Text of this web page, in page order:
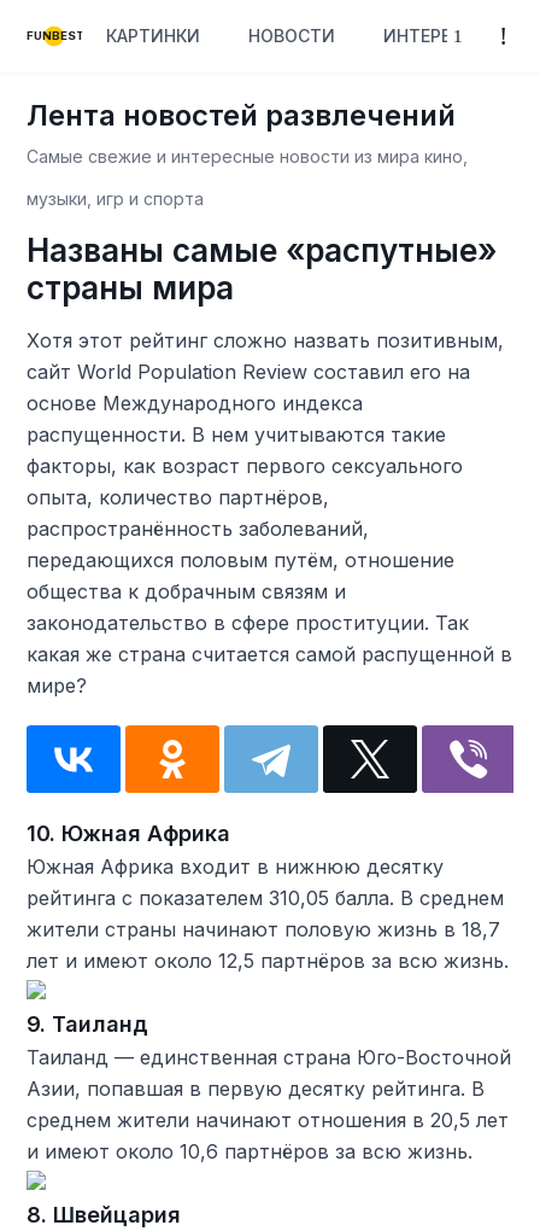
FUNBEST КАРТИНКИ НОВОСТИ ИНТЕРЕСНОЕ
Лента новостей развлечений
Самые свежие и интересные новости из мира кино,
музыки, игр и спорта
Названы самые «распутные»
страны мира
Хотя этот рейтинг сложно назвать позитивным,
сайт World Population Review составил его на
основе Международного индекса
распущенности. В нем учитываются такие
факторы, как возраст первого сексуального
опыта, количество партнёров,
распространённость заболеваний,
передающихся половым путём, отношение
общества к добрачным связям и
законодательство в сфере проституции. Так
какая же страна считается самой распущенной в
мире?
10. Южная Африка
Южная Африка входит в нижнюю десятку
рейтинга с показателем 310,05 балла. В среднем
жители страны начинают половую жизнь в 18,7
лет и имеют около 12,5 партнёров за всю жизнь.
9. Таиланд
Таиланд — единственная страна Юго-Восточной
Азии, попавшая в первую десятку рейтинга. В
среднем жители начинают отношения в 20,5 лет
и имеют около 10,6 партнёров за всю жизнь.
8. Швейцария